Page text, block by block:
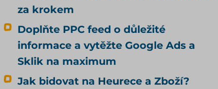
za krokem
Doplňte PPC feed o důležité
informace a vytěžte Google Ads a
Sklik na maximum
Jak bidovat na Heurece a Zboží?